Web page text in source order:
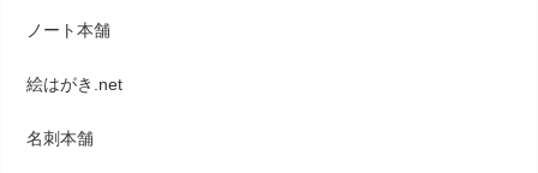
ノート本舗
絵はがき.net
名刺本舗